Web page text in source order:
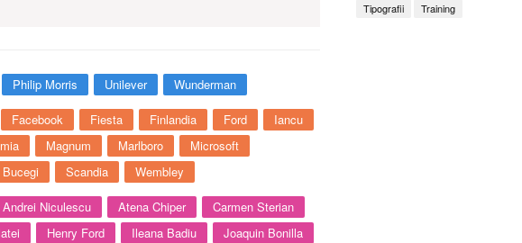
Philip Morris Unilever Wunderman
Facebook Fiesta Finlandia Ford
Iancu
Magnum Marlboro
Microsoft
Scandia Wembley
Andrei Niculescu Atena Chiper
Carmen Sterian
Henry Ford Ileana Badiu
Joaquin Bonilla
Tipografii
Training